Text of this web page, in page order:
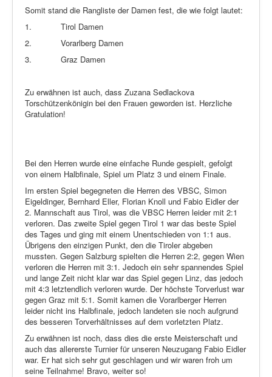
Somit stand die Rangliste der Damen fest, die wie folgt lautet:
1.
Tirol Damen
2.
Vorarlberg Damen
3.
Graz Damen
Zu erwähnen ist auch, dass Zuzana Sedlackova
Torschützenkönigin bei den Frauen geworden ist. Herzliche
Gratulation!
Bei den Herren wurde eine einfache Runde gespielt, gefolgt
von einem Halbfinale, Spiel um Platz 3 und einem Finale.
Im ersten Spiel begegneten die Herren des VBSC, Simon
Eigeldinger, Bernhard Eller, Florian Knoll und Fabio Eidler der
2. Mannschaft aus Tirol, was die VBSC Herren leider mit 2:1
verloren. Das zweite Spiel gegen Tirol 1 war das beste Spiel
des Tages und ging mit einem Unentschieden von 1:1 aus.
Übrigens den einzigen Punkt, den die Tiroler abgeben
mussten. Gegen Salzburg spielten die Herren 2:2, gegen Wien
verloren die Herren mit 3:1. Jedoch ein sehr spannendes Spiel
und lange Zeit nicht klar war das Spiel gegen Linz, das jedoch
mit 4:3 letztendlich verloren wurde. Der höchste Torverlust war
gegen Graz mit 5:1. Somit kamen die Vorarlberger Herren
leider nicht ins Halbfinale, jedoch landeten sie noch aufgrund
des besseren Torverhältnisses auf dem vorletzten Platz.
Zu erwähnen ist noch, dass dies die erste Meisterschaft und
auch das allererste Turnier für unseren Neuzugang Fabio Eidler
war. Er hat sich sehr gut geschlagen und wir waren froh um
seine Teilnahme! Bravo, weiter so!